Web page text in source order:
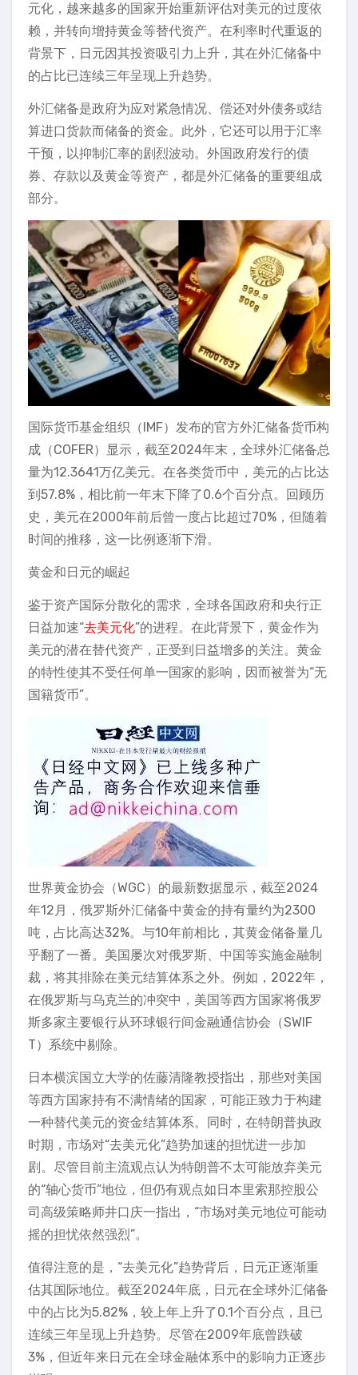
元化，越来越多的国家开始重新评估对美元的过度依
赖，并转向增持黄金等替代资产。在利率时代重返的
背景下，日元因其投资吸引力上升，其在外汇储备中
的占比已连续三年呈现上升趋势。
外汇储备是政府为应对紧急情况、偿还对外债务或结
算进口货款而储备的资金。此外，它还可以用于汇率
干预，以抑制汇率的剧烈波动。外国政府发行的债
券、存款以及黄金等资产，都是外汇储备的重要组成
部分。
国际货币基金组织（IMF）发布的官方外汇储备货币构
成（COFER）显示，截至2024年末，全球外汇储备总
量为12.3641万亿美元。在各类货币中，美元的占比达
到57.8%，相比前一年末下降了0.6个百分点。回顾历
史，美元在2000年前后曾一度占比超过70%，但随着
时间的推移，这一比例逐渐下滑。
黄金和日元的崛起
鉴于资产国际分散化的需求，全球各国政府和央行正
日益加速“去美元化”的进程。在此背景下，黄金作为
美元的潜在替代资产，正受到日益增多的关注。黄金
的特性使其不受任何单一国家的影响，因而被誉为“无
国籍货币”。
世界黄金协会（WGC）的最新数据显示，截至2024
年12月，俄罗斯外汇储备中黄金的持有量约为2300
吨，占比高达32%。与10年前相比，其黄金储备量几
乎翻了一番。美国屡次对俄罗斯、中国等实施金融制
裁，将其排除在美元结算体系之外。例如，2022年，
在俄罗斯与乌克兰的冲突中，美国等西方国家将俄罗
斯多家主要银行从环球银行间金融通信协会（SWIF
T）系统中剔除。
日本横滨国立大学的佐藤清隆教授指出，那些对美国
等西方国家持有不满情绪的国家，可能正致力于构建
一种替代美元的资金结算体系。同时，在特朗普执政
时期，市场对“去美元化”趋势加速的担忧进一步加
剧。尽管目前主流观点认为特朗普不太可能放弃美元
的“轴心货币”地位，但仍有观点如日本里索那控股公
司高级策略师井口庆一指出，“市场对美元地位可能动
摇的担忧依然强烈”。
值得注意的是，“去美元化”趋势背后，日元正逐渐重
估其国际地位。截至2024年底，日元在全球外汇储备
中的占比为5.82%，较上年上升了0.1个百分点，且已
连续三年呈现上升趋势。尽管在2009年底曾跌破
3%，但近年来日元在全球金融体系中的影响力正逐步